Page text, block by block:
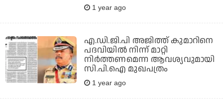
1 year ago
എ.ഡി.ജി.പി അജിത്ത് കുമാറിനെ
പദവിയില്‍ നിന്ന് മാറ്റി
നിര്‍ത്തണമെന്ന ആവശ്യവുമായി
സി.പി.ഐ മുഖപത്രം
1 year ago